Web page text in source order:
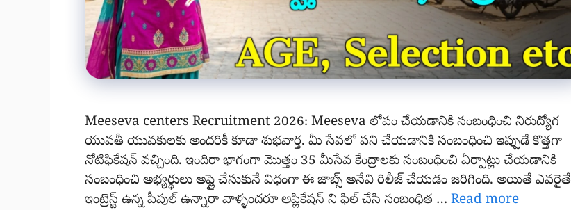
Meeseva centers Recruitment 2026: Meeseva లోపం చేయడానికి సంబంధించి నిరుద్యోగ
యువతీ యువకులకు అందరికీ కూడా శుభవార్త. మీ సేవలో పని చేయడానికి సంబంధించి ఇప్పుడే కొత్తగా
నోటిఫికేషన్ వచ్చింది. ఇందిరా భాగంగా మొత్తం 35 మీసేవ కేంద్రాలకు సంబంధించి ఏర్పాట్లు చేయడానికి
సంబంధించి అభ్యర్థులు అప్లై చేసుకునే విధంగా ఈ జాబ్స్ అనేవి రిలీజ్ చేయడం జరిగింది. అయితే ఎవరైతే
ఇంట్రెస్ట్ ఉన్న పీపుల్ ఉన్నారా వాళ్ళందరూ అప్లికేషన్ ని ఫిల్ చేసి సంబంధిత … Read more